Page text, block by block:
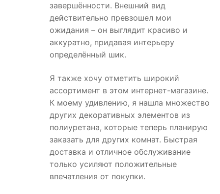
завершённости. Внешний вид
действительно превзошел мои
ожидания – он выглядит красиво и
аккуратно, придавая интерьеру
определённый шик.
Я также хочу отметить широкий
ассортимент в этом интернет-магазине.
К моему удивлению, я нашла множество
других декоративных элементов из
полиуретана, которые теперь планирую
заказать для других комнат. Быстрая
доставка и отличное обслуживание
только усиляют положительные
впечатления от покупки.